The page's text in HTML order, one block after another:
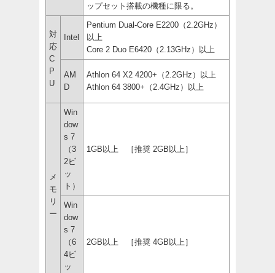
ップセット搭載の機種に限る。
対
応
C
P
U
Intel
Pentium Dual-Core E2200（2.2GHz）
以上
Core 2 Duo E6420（2.13GHz）以上
AM
D
Athlon 64 X2 4200+（2.2GHz）以上
Athlon 64 3800+（2.4GHz）以上
メ
モ
リ
ー
Win
dow
s 7
（3
2ビ
ッ
ト）
1GB以上 ［推奨 2GB以上］
Win
dow
s 7
（6
4ビ
ッ
2GB以上 ［推奨 4GB以上］